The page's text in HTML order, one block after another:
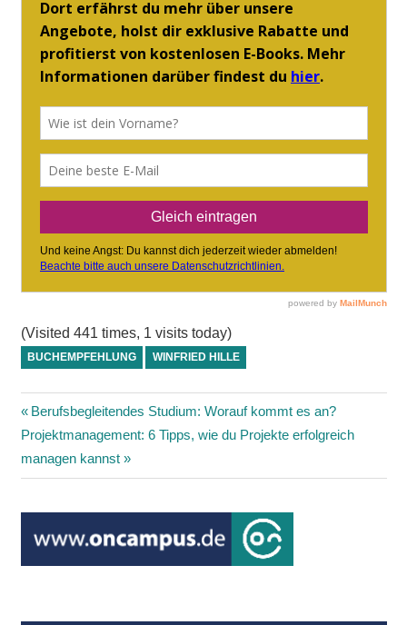
(Visited 441 times, 1 visits today)
BUCHEMPFEHLUNG WINFRIED HILLE
Beitragsnavigation
Vorheriger
Beitrag:
Berufsbegleitendes Studium: Worauf kommt es an?
Nächster
Beitrag:
Projektmanagement: 6 Tipps, wie du Projekte erfolgreich
managen kannst